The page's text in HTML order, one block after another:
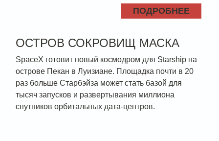
ПОДРОБНЕЕ
ОСТРОВ СОКРОВИЩ МАСКА
SpaceX готовит новый космодром для Starship на
острове Пекан в Луизиане. Площадка почти в 20
раз больше Старбэйза может стать базой для
тысяч запусков и развертывания миллиона
спутников орбитальных дата-центров.